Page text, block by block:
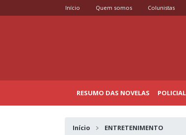
Início Quem somos Colunistas
RESUMO DAS NOVELAS POLICIAL
Início ENTRETENIMENTO